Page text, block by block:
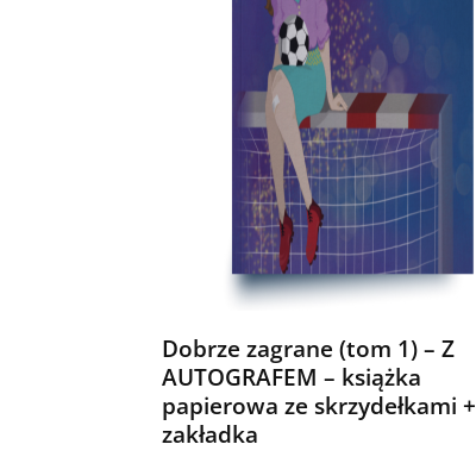
Dobrze zagrane (tom 1) – Z
AUTOGRAFEM – książka
papierowa ze skrzydełkami +
zakładka